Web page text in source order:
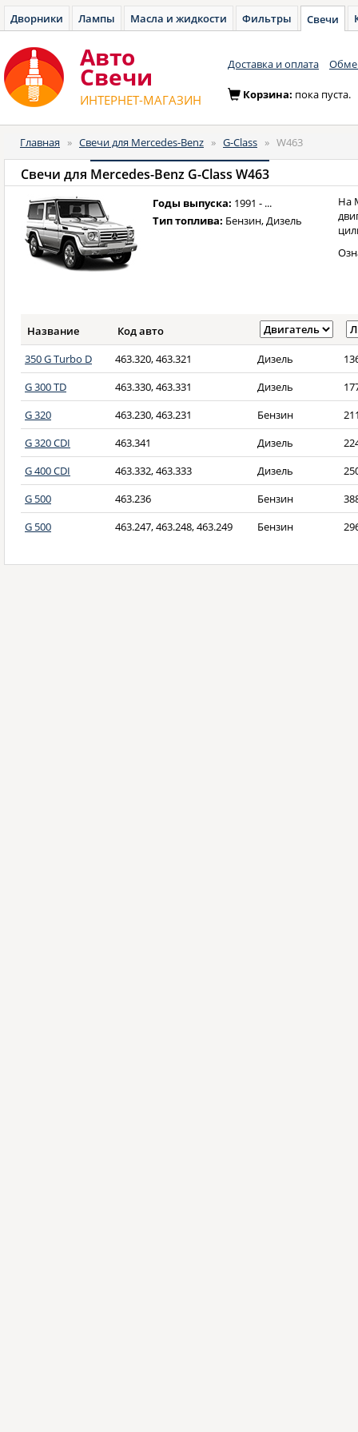
Дворники Лампы Масла и жидкости Фильтры Свечи
Авто
Cвечи
ИНТЕРНЕТ-МАГАЗИН
Доставка и оплата
Корзина: пока пуста.
Главная » Свечи для Mercedes-Benz » G-Class » W463
Свечи для Mercedes-Benz G-Class W463
Годы выпуска: 1991 - ...
Тип топлива: Бензин, Дизель
На
Название
Код авто
350 G Turbo D
463.320, 463.321 Дизель
G 300 TD
463.330, 463.331 Дизель
G 320
463.230, 463.231 Бензин
G 320 CDI
463.341 Дизель
G 400 CDI
463.332, 463.333 Дизель
G 500
463.236 Бензин
G 500
463.247, 463.248, 463.249 Бензин